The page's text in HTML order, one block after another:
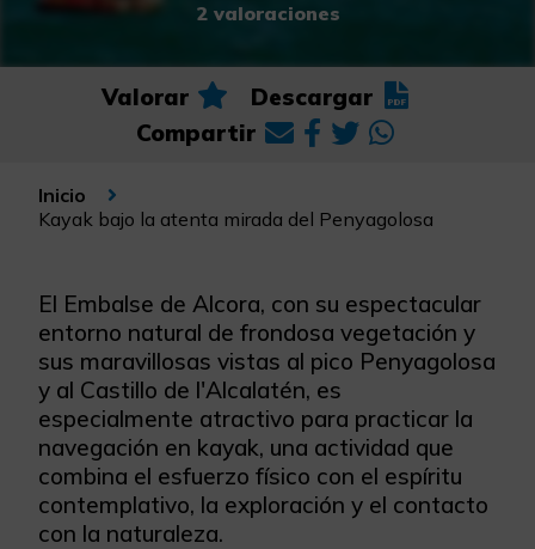
Experiencias Semana Santa
2 valoraciones
Valorar
Descargar
Compartir
Inicio
Kayak bajo la atenta mirada del Penyagolosa
El Embalse de Alcora, con su espectacular
entorno natural de frondosa vegetación y
sus maravillosas vistas al pico Penyagolosa
y al Castillo de l'Alcalatén, es
especialmente atractivo para practicar la
navegación en kayak, una actividad que
combina el esfuerzo físico con el espíritu
contemplativo, la exploración y el contacto
con la naturaleza.